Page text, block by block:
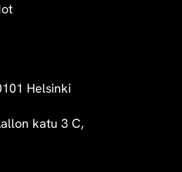
Helsinki
katu 3 C,